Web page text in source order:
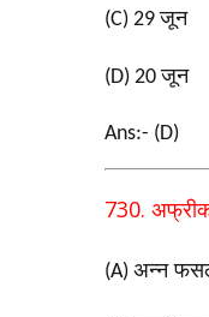
(C) 29जून
(D) 20जून
Ans:- (D)
730.
(A) अन्न